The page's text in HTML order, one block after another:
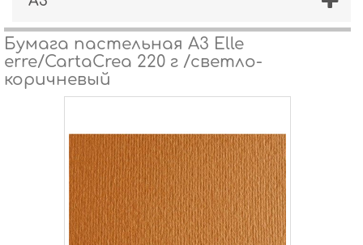
Бумага пастельная А3 Elle
erre/CartaCrea 220 г /светло-
коричневый